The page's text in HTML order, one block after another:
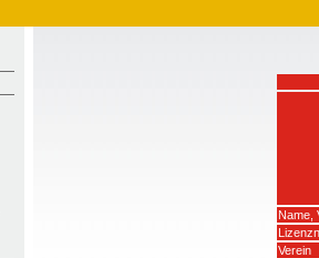
Name,
Verein